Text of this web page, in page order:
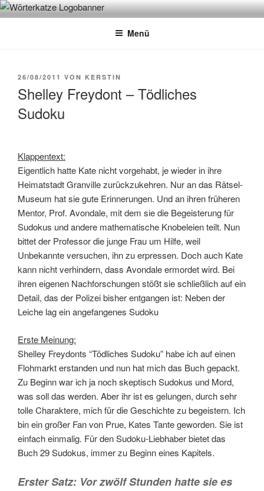
Zum
InhaltWÖRTERKATZE
Von Büchern erzählen
Menü
VERÖFFENTLICHT
26/08/2011 VON KERSTIN
Shelley Freydont – Tödliches
Sudoku
Klappentext:
Eigentlich hatte Kate nicht vorgehabt, je wieder in ihre
Heimatstadt Granville zurückzukehren. Nur an das Rätsel-
Museum hat sie gute Erinnerungen. Und an ihren früheren
Mentor, Prof. Avondale, mit dem sie die Begeisterung für
Sudokus und andere mathematische Knobeleien teilt. Nun
bittet der Professor die junge Frau um Hilfe, weil
Unbekannte versuchen, ihn zu erpressen. Doch auch Kate
kann nicht verhindern, dass Avondale ermordet wird. Bei
ihren eigenen Nachforschungen stößt sie schließlich auf ein
Detail, das der Polizei bisher entgangen ist: Neben der
Leiche lag ein angefangenes Sudoku
Erste Meinung:
Shelley Freydonts “Tödliches Sudoku” habe ich auf einen
Flohmarkt erstanden und nun hat mich das Buch gepackt.
Zu Beginn war ich ja noch skeptisch Sudokus und Mord,
was soll das werden. Aber ihr ist es gelungen, durch sehr
tolle Charaktere, mich für die Geschichte zu begeistern. Ich
bin ein großer Fan von Prue, Kates Tante geworden. Sie ist
einfach einmalig. Für den Sudoku-Liebhaber bietet das
Buch 29 Sudokus, immer zu Beginn eines Kapitels.
Erster Satz: Vor zwölf Stunden hatte sie es